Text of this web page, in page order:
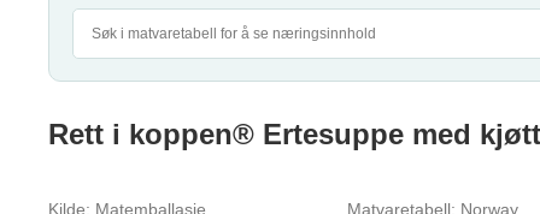
Rett i koppen® Ertesuppe med
Kilde: Matemballasje Matvaretabell: Norway